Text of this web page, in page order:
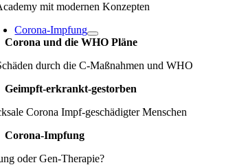
mit modernen Konzepten
Corona-Impfung
Corona und die WHO Pläne
durch die C-Maßnahmen und WHO
Geimpft-erkrankt-gestorben
Corona Impf-geschädigter Menschen
Corona-Impfung
oder Gen-Therapie?